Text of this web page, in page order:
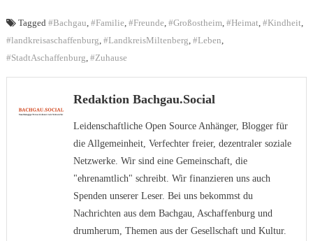
Tagged #Bachgau, #Familie, #Freunde, #Großostheim, #Heimat, #Kindheit,
#landkreisaschaffenburg, #LandkreisMiltenberg, #Leben,
#StadtAschaffenburg, #Zuhause
Redaktion Bachgau.Social
Leidenschaftliche Open Source Anhänger, Blogger für
die Allgemeinheit, Verfechter freier, dezentraler soziale
Netzwerke. Wir sind eine Gemeinschaft, die
"ehrenamtlich" schreibt. Wir finanzieren uns auch
Spenden unserer Leser. Bei uns bekommst du
Nachrichten aus dem Bachgau, Aschaffenburg und
drumherum, Themen aus der Gesellschaft und Kultur.